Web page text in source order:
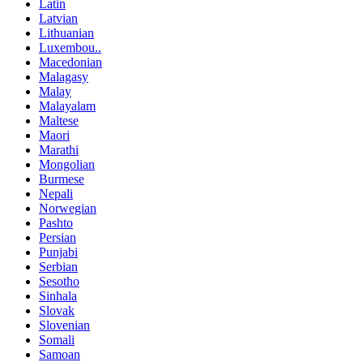
Latin
Latvian
Lithuanian
Luxembou..
Macedonian
Malagasy
Malay
Malayalam
Maltese
Maori
Marathi
Mongolian
Burmese
Nepali
Norwegian
Pashto
Persian
Punjabi
Serbian
Sesotho
Sinhala
Slovak
Slovenian
Somali
Samoan